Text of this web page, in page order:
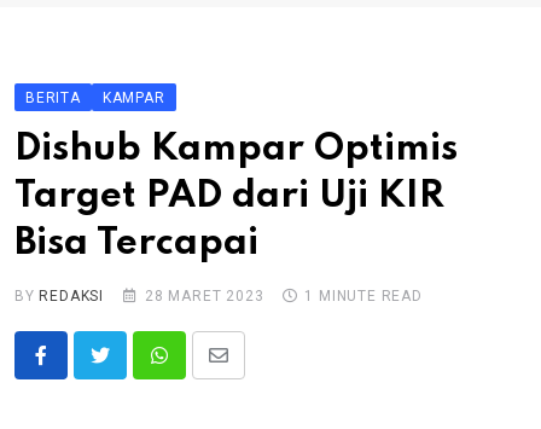
RIAU
PERISTIWA
OLAHRAGA
PENDIDIKAN
BERITA KAMPAR
Dishub Kampar Optimis
Target PAD dari Uji KIR
Bisa Tercapai
BY REDAKSI 28 MARET 2023 1 MINUTE READ
WhatsappShare